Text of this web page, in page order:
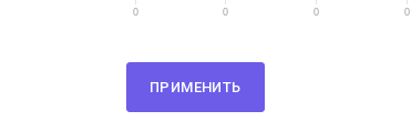
0 0 0 0
ПРИМЕНИТЬ